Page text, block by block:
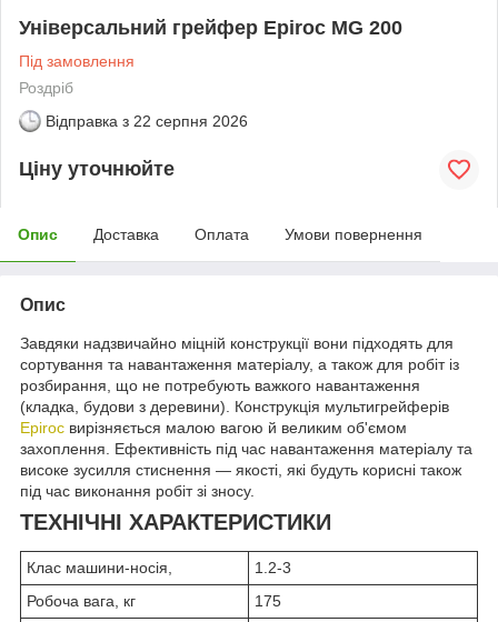
Універсальний грейфер Epiroc MG 200
Під замовлення
Роздріб
Відправка з 22 серпня 2026
Ціну уточнюйте
Опис Доставка Оплата Умови повернення
Опис
Завдяки надзвичайно міцній конструкції вони підходять для
сортування та навантаження матеріалу, а також для робіт із
розбирання, що не потребують важкого навантаження
(кладка, будови з деревини). Конструкція мультигрейферів
Epiroc вирізняється малою вагою й великим об'ємом
захоплення. Ефективність під час навантаження матеріалу та
високе зусилля стиснення — якості, які будуть корисні також
під час виконання робіт зі зносу.
ТЕХНІЧНІ ХАРАКТЕРИСТИКИ
Клас машини-носія,
1.2-3
Робоча вага, кг
175